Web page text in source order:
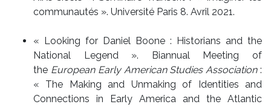
communautés ». Université Paris 8. Avril 2021.
« Looking for Daniel Boone : Historians and the
National Legend ». Biannual Meeting of
the European Early American Studies Association:
« The Making and Unmaking of Identities and
Connections in Early America and the Atlantic